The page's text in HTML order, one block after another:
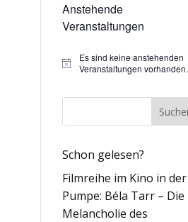
Anstehende
Veranstaltungen
Hinweis
Es sind keine anstehenden
Veranstaltungen vorhanden.
Schon gelesen?
Filmreihe im Kino in der
Pumpe: Béla Tarr – Die
Melancholie des